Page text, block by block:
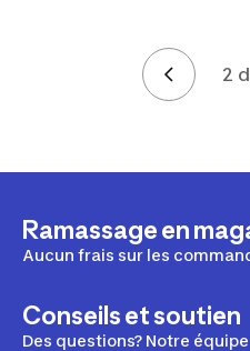
2
Ramassage en
Aucun frais sur les
Conseils et soutien
Des questions? Notre